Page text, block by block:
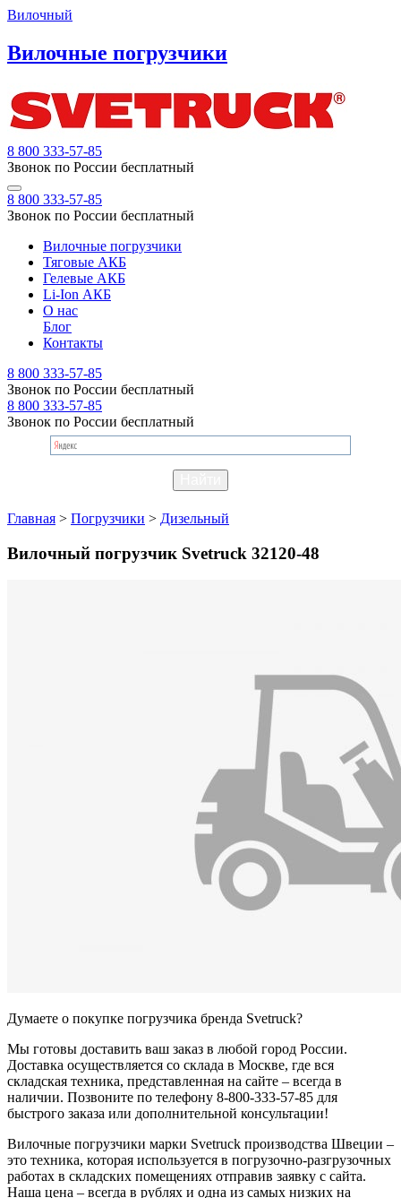
Вилочный
Вилочные погрузчики
8 800 333-57-85
Звонок по России бесплатный
8 800 333-57-85
Звонок по России бесплатный
Вилочные погрузчики
Тяговые АКБ
Гелевые АКБ
Li-Ion АКБ
О нас
Блог
Контакты
8 800 333-57-85
Звонок по России бесплатный
8 800 333-57-85
Звонок по России бесплатный
Главная > Погрузчики > Дизельный
Вилочный погрузчик Svetruck 32120-48
Думаете о покупке погрузчика бренда Svetruck?
Мы готовы доставить ваш заказ в любой город России.
Доставка осуществляется со склада в Москве, где вся
складская техника, представленная на сайте – всегда в
наличии. Позвоните по телефону 8-800-333-57-85 для
быстрого заказа или дополнительной консультации!
Вилочные погрузчики марки Svetruck производства Швеции –
это техника, которая используется в погрузочно-разгрузочных
работах в складских помещениях отправив заявку с сайта.
Наша цена – всегда в рублях и одна из самых низких на